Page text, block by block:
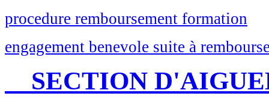
procedure remboursement formation
engagement benevole suite à
SECTION